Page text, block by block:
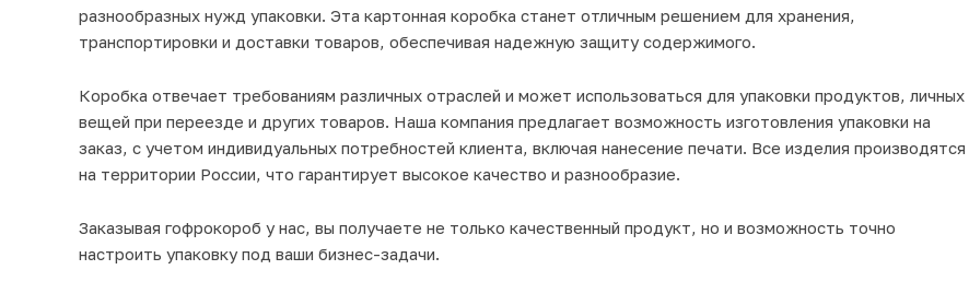
разнообразных нужд упаковки. Эта картонная коробка станет отличным решением для хранения,
транспортировки и доставки товаров, обеспечивая надежную защиту содержимого.
Коробка отвечает требованиям различных отраслей и может использоваться для упаковки продуктов, личных
вещей при переезде и других товаров. Наша компания предлагает возможность изготовления упаковки на
заказ, с учетом индивидуальных потребностей клиента, включая нанесение печати. Все изделия производятся
на территории России, что гарантирует высокое качество и разнообразие.
Заказывая гофрокороб у нас, вы получаете не только качественный продукт, но и возможность точно
настроить упаковку под ваши бизнес-задачи.